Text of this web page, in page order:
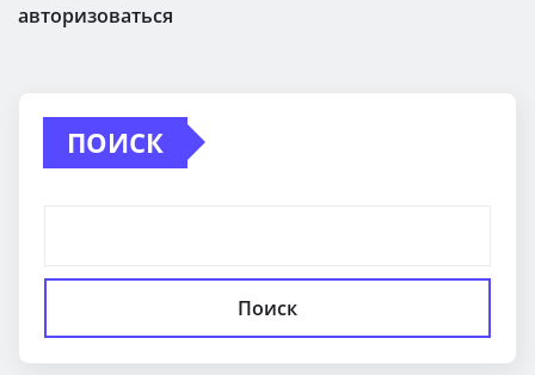
авторизоваться
ПОИСК
Поиск